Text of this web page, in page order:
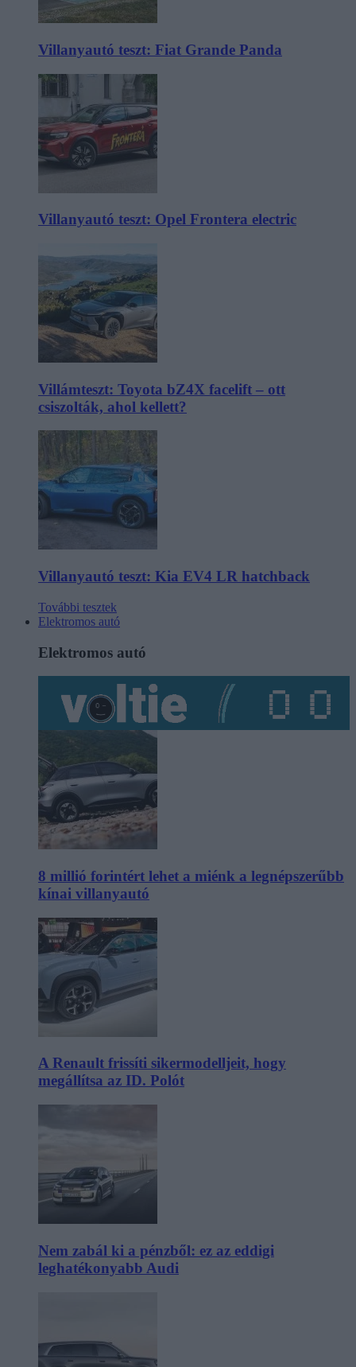
Villanyautó teszt: Fiat Grande Panda
Villanyautó teszt: Opel Frontera electric
Villámteszt: Toyota bZ4X facelift – ott
csiszolták, ahol kellett?
Villanyautó teszt: Kia EV4 LR hatchback
További tesztek
Elektromos autó
Elektromos autó
8 millió forintért lehet a miénk a legnépszerűbb
kínai villanyautó
A Renault frissíti sikermodelljeit, hogy
megállítsa az ID. Polót
Nem zabál ki a pénzből: ez az eddigi
leghatékonyabb Audi